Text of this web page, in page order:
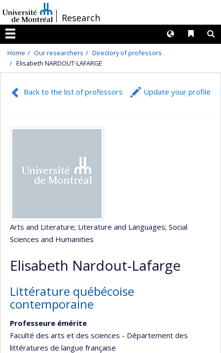
au
contenu
/Research
Menu
Liens
Langues
Home Our researchers
Directory of professors
Elisabeth NARDOUT-LAFARGE
Back to the list of professors Update your profile
Arts and Literature; Literature and Languages; Social
Sciences and Humanities
Elisabeth Nardout-Lafarge
Littérature québécoise
contemporaine
Professeure émérite
Faculté des arts et des sciences - Département des
littératures de langue française